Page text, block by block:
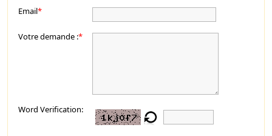
Email*
Votre demande :*
Word Verification: